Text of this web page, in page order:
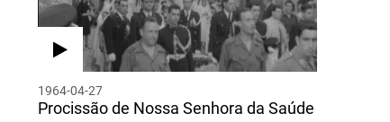
1964-04-27
Procissão de Nossa Senhora da Saúde